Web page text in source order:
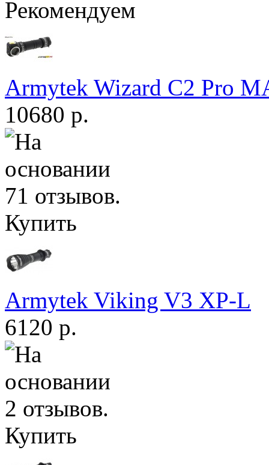
Рекомендуем
Armytek Wizard С2 Pro
10680 р.
Купить
Armytek Viking V3 XP-L
6120 р.
Купить